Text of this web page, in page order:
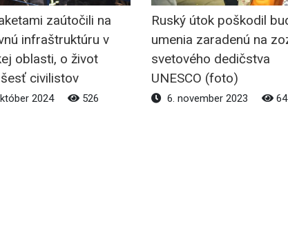
zaútočili na
infraštruktúru v
oblasti, o život
civilistov
2024 526
Ruský útok poškodil
umenia zaradenú na
svetového dedičstva
UNESCO (foto)
6. november 2023